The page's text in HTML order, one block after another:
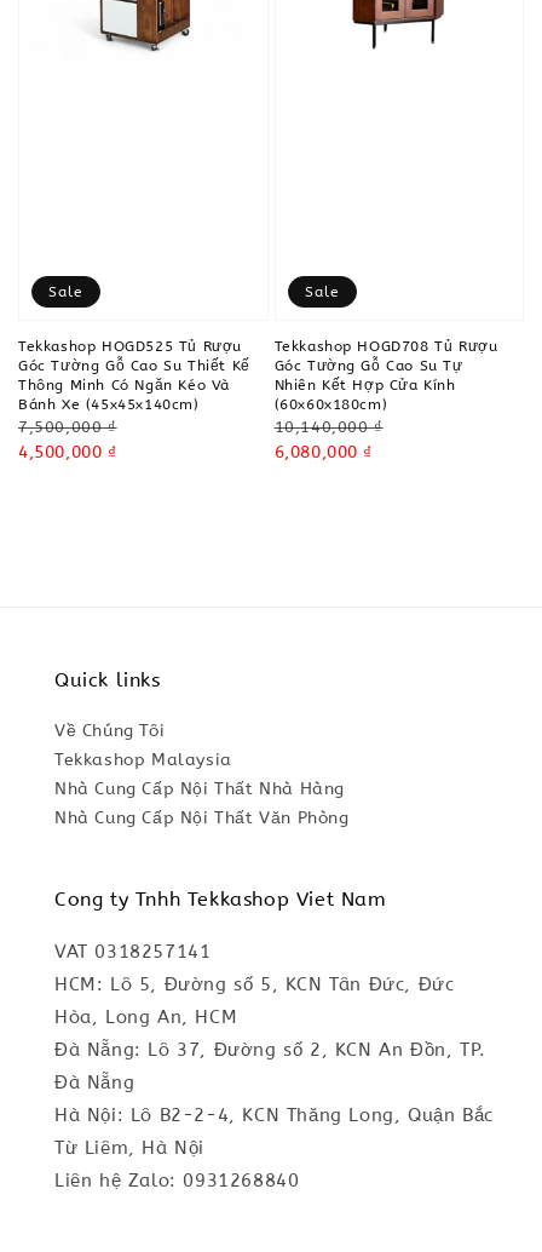
Sale
Tekkashop HOGD525 Tủ Rượu
Góc Tường Gỗ Cao Su Thiết Kế
Thông Minh Có Ngăn Kéo Và
Bánh Xe (45x45x140cm)
Regular
price
7,500,000 ₫
Sale
4,500,000 ₫
Sale
Tekkashop HOGD708 Tủ Rượu
Góc Tường Gỗ Cao Su Tự
Nhiên Kết Hợp Cửa Kính
(60x60x180cm)
Regular
price
10,140,000 ₫
Sale
6,080,000 ₫
Quick links
Về Chúng Tôi
Tekkashop Malaysia
Nhà Cung Cấp Nội Thất Nhà Hàng
Nhà Cung Cấp Nội Thất Văn Phòng
Cong ty Tnhh Tekkashop Viet Nam
VAT 0318257141
HCM: Lô 5, Đường số 5, KCN Tân Đức, Đức
Hòa, Long An, HCM
Đà Nẵng: Lô 37, Đường số 2, KCN An Đồn, TP.
Đà Nẵng
Hà Nội: Lô B2-2-4, KCN Thăng Long, Quận Bắc
Từ Liêm, Hà Nội
Liên hệ Zalo: 0931268840